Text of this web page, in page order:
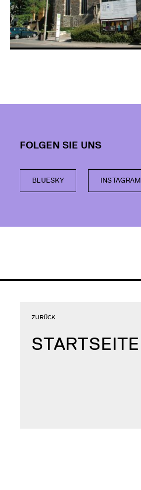
FOLGEN SIE UNS
BLUESKY INSTAGRAM
STARTSEITE
ZURÜCK